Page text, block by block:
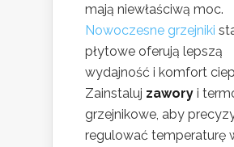
mają niewłaściwą moc.
Nowoczesne grzejniki
płytowe oferują lepszą
wydajność i komfort
Zainstaluj zawory i
grzejnikowe, aby
regulować temperaturę